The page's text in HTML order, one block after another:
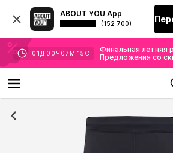
ABOUT YOU App
(152 700)
01 Д 00 Ч 07 М 15 С
Финальная летняя
Предложения со